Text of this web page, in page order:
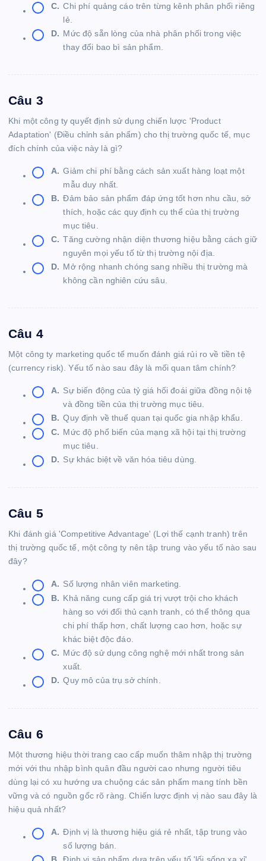
C. Chi phí quảng cáo trên từng kênh phân phối riêng
lẻ.
D. Mức độ sẵn lòng của nhà phân phối trong việc
thay đổi bao bì sản phẩm.
Câu 3
Khi một công ty quyết định sử dụng chiến lược 'Product
Adaptation' (Điều chỉnh sản phẩm) cho thị trường quốc tế, mục
đích chính của việc này là gì?
A. Giảm chi phí bằng cách sản xuất hàng loạt một
mẫu duy nhất.
B. Đảm bảo sản phẩm đáp ứng tốt hơn nhu cầu, sở
thích, hoặc các quy định cụ thể của thị trường
mục tiêu.
C. Tăng cường nhận diện thương hiệu bằng cách giữ
nguyên mọi yếu tố từ thị trường nội địa.
D. Mở rộng nhanh chóng sang nhiều thị trường mà
không cần nghiên cứu sâu.
Câu 4
Một công ty marketing quốc tế muốn đánh giá rủi ro về tiền tệ
(currency risk). Yếu tố nào sau đây là mối quan tâm chính?
A. Sự biến động của tỷ giá hối đoái giữa đồng nội tệ
và đồng tiền của thị trường mục tiêu.
B. Quy định về thuế quan tại quốc gia nhập khẩu.
C. Mức độ phổ biến của mạng xã hội tại thị trường
mục tiêu.
D. Sự khác biệt về văn hóa tiêu dùng.
Câu 5
Khi đánh giá 'Competitive Advantage' (Lợi thế cạnh tranh) trên
thị trường quốc tế, một công ty nên tập trung vào yếu tố nào sau
đây?
A. Số lượng nhân viên marketing.
B. Khả năng cung cấp giá trị vượt trội cho khách
hàng so với đối thủ cạnh tranh, có thể thông qua
chi phí thấp hơn, chất lượng cao hơn, hoặc sự
khác biệt độc đáo.
C. Mức độ sử dụng công nghệ mới nhất trong sản
xuất.
D. Quy mô của trụ sở chính.
Câu 6
Một thương hiệu thời trang cao cấp muốn thâm nhập thị trường
mới với thu nhập bình quân đầu người cao nhưng người tiêu
dùng lại có xu hướng ưa chuộng các sản phẩm mang tính bền
vững và có nguồn gốc rõ ràng. Chiến lược định vị nào sau đây là
hiệu quả nhất?
A. Định vị là thương hiệu giá rẻ nhất, tập trung vào
số lượng bán.